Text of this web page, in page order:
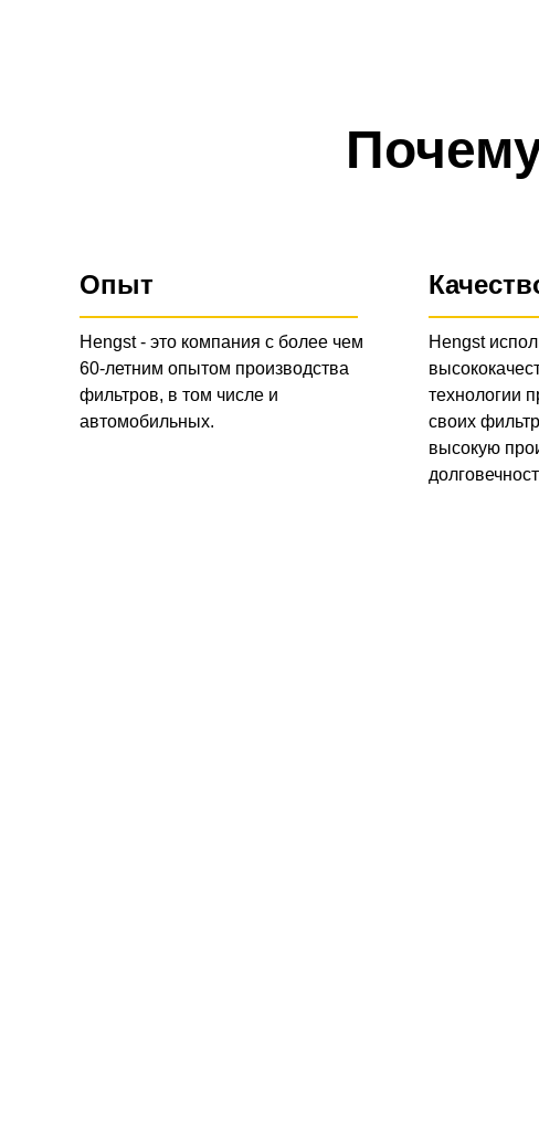
Опыт
Hengst - это компания с более чем
60-летним опытом производства
фильтров, в том числе и
автомобильных.
Hengst
технологии
своих
высокую